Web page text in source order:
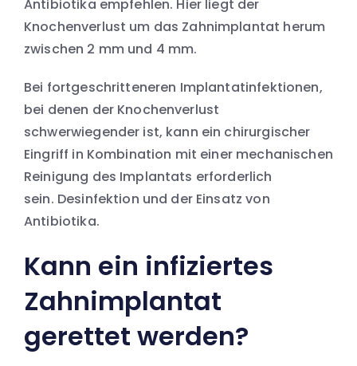
Antibiotika empfehlen. Hier liegt der
Knochenverlust um das Zahnimplantat herum
zwischen 2 mm und 4 mm.
Bei fortgeschritteneren Implantatinfektionen,
bei denen der Knochenverlust
schwerwiegender ist, kann ein chirurgischer
Eingriff in Kombination mit einer mechanischen
Reinigung des Implantats erforderlich
sein. Desinfektion und der Einsatz von
Antibiotika.
Kann ein infiziertes
Zahnimplantat
gerettet werden?